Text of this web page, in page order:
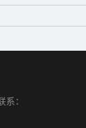
：